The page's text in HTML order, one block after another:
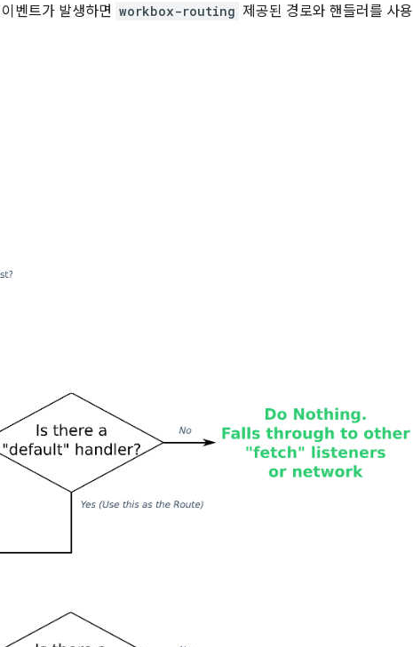
벤트가 발생하면 workbox-routing 제공된 경로와 핸들러를 사용